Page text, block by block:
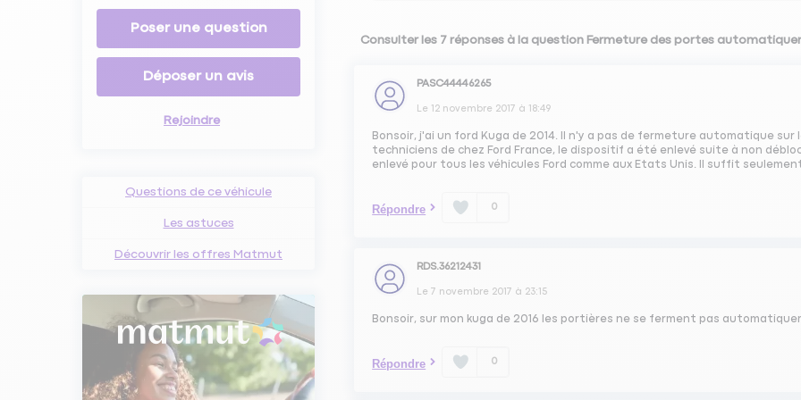
Poser une question
Déposer un avis
Rejoindre
Questions de ce véhicule
Les astuces
Découvrir les offres Matmut
Consulter les 7 réponses à la question Fermeture des portes
PASC44446265
Le 12 novembre 2017 à 18:49
Bonsoir, j'ai un ford Kuga de 2014. Il n'y a pas de fermeture automatique
techniciens de chez Ford France, le dispositif a été enlevé suite à non
enlevé pour tous les véhicules Ford comme aux Etats Unis. Il suffit
Répondre 0
RDS.36212431
Le7 novembre 2017 à 23:15
Bonsoir, sur mon kuga de 2016 les portières ne se ferment pas
Répondre 0